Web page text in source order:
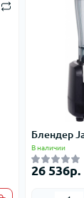
Блендер
В наличии
26 536р.